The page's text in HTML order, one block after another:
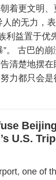
着更文明
的无力，
利益置于优
。 古巴的
清楚地摆
力都只会
U.S.
one of